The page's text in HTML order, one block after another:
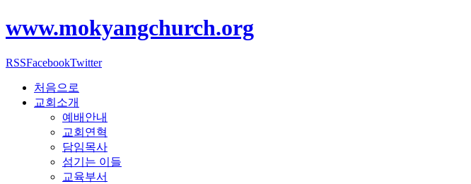
www.mokyangchurch.org
RSSFacebookTwitter
처음으로
교회소개
예배안내
교회연혁
담임목사
섬기는 이들
교육부서